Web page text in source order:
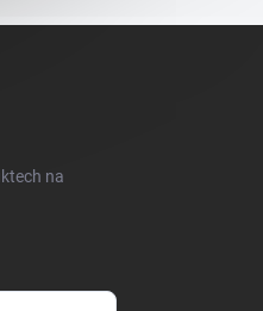
na